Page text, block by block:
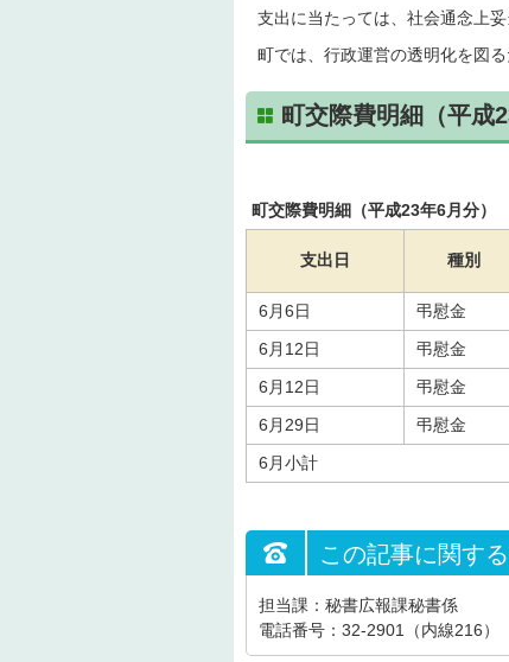
支出に当たっては、社会通念上
町では、行政運営の透明化を図
町交際費明細（平成
町交際費明細（平成23年6月分）
支出日 種別
6月6日
弔慰金
6月12日
弔慰金
6月12日
弔慰金
6月29日
弔慰金
6月小計
この記事に関す
担当課：秘書広報課秘書係
電話番号：32-2901（内線216）